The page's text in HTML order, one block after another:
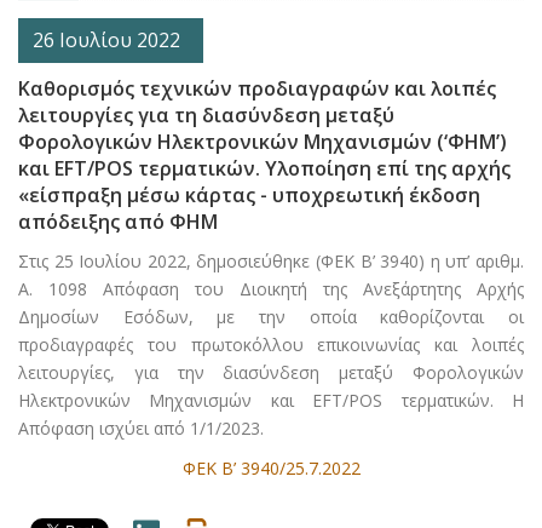
26 Ιουλίου 2022
Καθορισμός τεχνικών προδιαγραφών και λοιπές
λειτουργίες για τη διασύνδεση μεταξύ
Φορολογικών Ηλεκτρονικών Μηχανισμών (‘ΦΗΜ’)
και EFT/POS τερματικών. Υλοποίηση επί της αρχής
«είσπραξη μέσω κάρτας - υποχρεωτική έκδοση
απόδειξης από ΦΗΜ
Στις 25 Ιουλίου 2022, δημοσιεύθηκε (ΦΕΚ Β’ 3940) η υπ’ αριθμ.
Α. 1098 Απόφαση του Διοικητή της Ανεξάρτητης Αρχής
Δημοσίων Εσόδων, με την οποία καθορίζονται οι
προδιαγραφές του πρωτοκόλλου επικοινωνίας και λοιπές
λειτουργίες, για την διασύνδεση μεταξύ Φορολογικών
Ηλεκτρονικών Μηχανισμών και EFT/POS τερματικών. Η
Απόφαση ισχύει από 1/1/2023.
ΦΕΚ Β’ 3940/25.7.2022